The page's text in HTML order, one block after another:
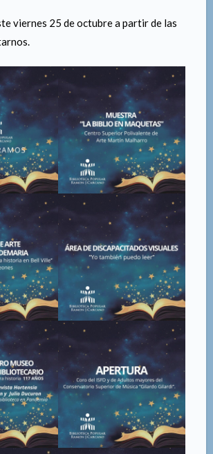
viernes 25 de octubre a partir de las